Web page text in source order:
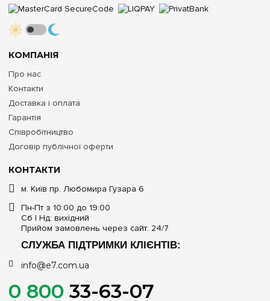
КОНТАКТИ
м. Київ пр. Любомира Гузара 6
Пн-Пт з 10:00 до 19:00
Сб | Нд: вихідний
Прийом замовлень через сайт: 24/7
СЛУЖБА ПІДТРИМКИ КЛІЄНТІВ:
info@e7.com.ua
0 800 33-63-07
КОМПАНІЯ
Про нас
Контакти
Доставка і оплата
Гарантія
Співробітництво
Договір публічної оферти